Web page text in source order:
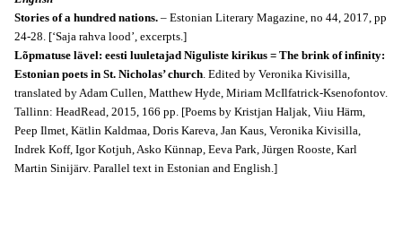
Stories of a hundred nations. – Estonian Literary Magazine, no 44, 2017, pp
24-28. [‘Saja rahva lood’, excerpts.]
Lõpmatuse lävel: eesti luuletajad Niguliste kirikus = The brink of infinity:
Estonian poets in St. Nicholas’ church. Edited by Veronika Kivisilla,
translated by Adam Cullen, Matthew Hyde, Miriam McIlfatrick-Ksenofontov.
Tallinn: HeadRead, 2015, 166 pp. [Poems by Kristjan Haljak, Viiu Härm,
Peep Ilmet, Kätlin Kaldmaa, Doris Kareva, Jan Kaus, Veronika Kivisilla,
Indrek Koff, Igor Kotjuh, Asko Künnap, Eeva Park, Jürgen Rooste, Karl
Martin Sinijärv. Parallel text in Estonian and English.]